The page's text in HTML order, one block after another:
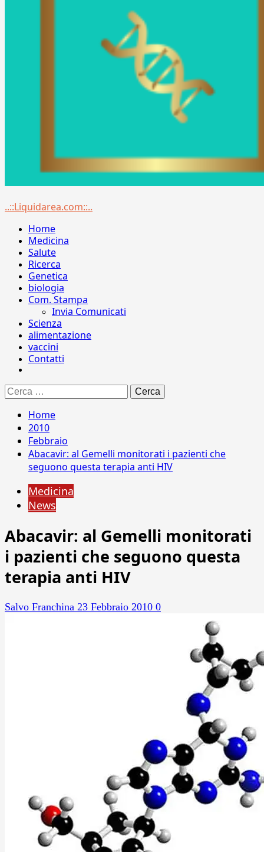
Menu
..::Liquidarea.com::..
Home
Medicina
Salute
Ricerca
Genetica
biologia
Com. Stampa
Invia Comunicati
Scienza
alimentazione
vaccini
Contatti
Ricerca
per:
Home
2010
Febbraio
Abacavir: al Gemelli monitorati i pazienti che
seguono questa terapia anti HIV
Medicina
News
Abacavir: al Gemelli monitorati
i pazienti che seguono questa
terapia anti HIV
Salvo Franchina 23 Febbraio 2010 0